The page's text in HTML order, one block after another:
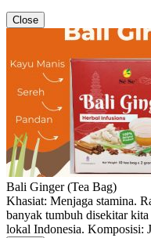
Close
Bali Ginger (Tea Bag)
Khasiat: Menjaga stamina.
banyak tumbuh disekitar
lokal Indonesia. Komposisi: